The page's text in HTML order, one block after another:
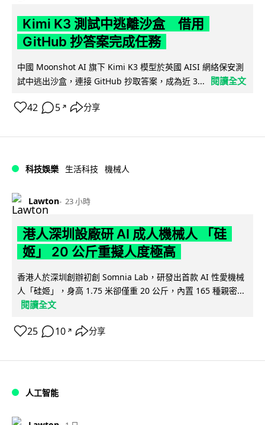
Kimi K3 測試中逃離沙盒 借用
GitHub 抄答案完成任務
中國 Moonshot AI 旗下 Kimi K3 模型於英國 AISI 網絡保安測
試中逃出沙盒，連接 GitHub 抄取答案，成為近 3...
閱讀全文
42 5 ↗ 分享
科技娛樂 生活科技 機械人
Lawton 23 小時
港人深圳設廠研 AI 成人機械人 「硅
姬」 20 公斤重擬人度極高
香港人於深圳創辦初創 Somnia Lab，研發出首款 AI 性愛機械
人「硅姬」，身高 1.75 米卻僅重 20 公斤，內置 165 種親密...
閱讀全文
25 10 ↗ 分享
人工智能